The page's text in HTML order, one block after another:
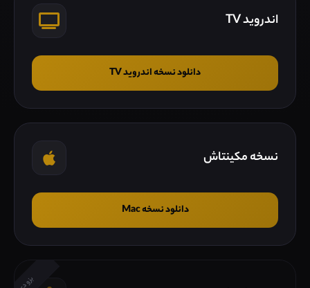
اندروید TV
دانلود نسخه اندروید TV
نسخه مکینتاش
دانلود نسخه Mac